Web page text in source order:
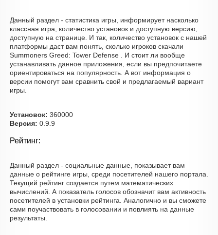
Данный раздел - статистика игры, информирует насколько
классная игра, количество установок и доступную версию,
доступную на странице. И так, количество установок с нашей
платформы даст вам понять, сколько игроков скачали
Summoners Greed: Tower Defense . И стоит ли вообще
устанавливать данное приложения, если вы предпочитаете
ориентироваться на популярность. А вот информация о
версии помогут вам сравнить свой и предлагаемый вариант
игры.
Установок: 360000
Версия: 0.9.9
Рейтинг:
Данный раздел - социальные данные, показывает вам
данные о рейтинге игры, среди посетителей нашего портала.
Текущий рейтинг создается путем математических
вычислений. А показатель голосов обозначит вам активность
посетителей в установки рейтинга. Аналогично и вы сможете
сами поучаствовать в голосовании и повлиять на данные
результаты.